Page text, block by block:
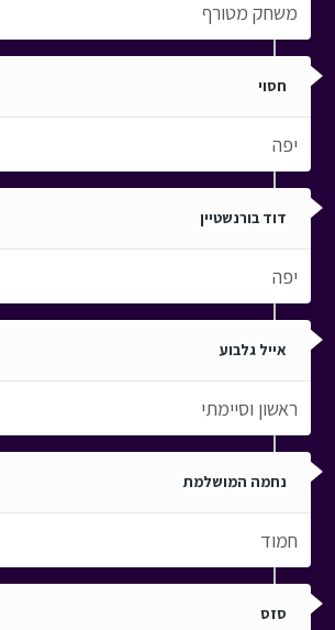
משחק מטורף
חסוי
יפה
דוד בורנשטיין
יפה
אייל גלבוע
ראשון וסיימתי
נחמה המושלמת
חמוד
סזס